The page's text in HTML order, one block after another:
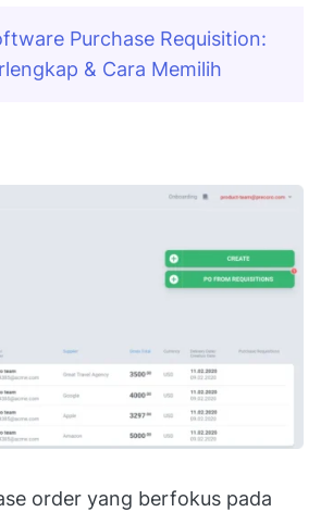
Purchase Requisition:
& Cara Memilih
order yang berfokus pada